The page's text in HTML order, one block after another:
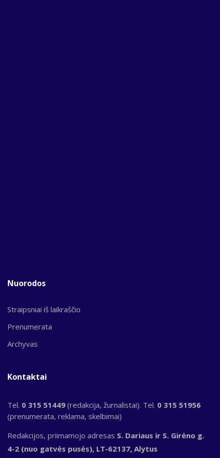
Nuorodos
Straipsniai iš laikraščio
Prenumerata
Archyvas
Kontaktai
Tel. 0 315 51449 (redakcija, žurnalistai). Tel. 0 315 51956
(prenumerata, reklama, skelbimai)
Redakcijos, priimamojo adresas S. Dariaus ir S. Girėno g.
4-2 (nuo gatvės pusės), LT-62137, Alytus